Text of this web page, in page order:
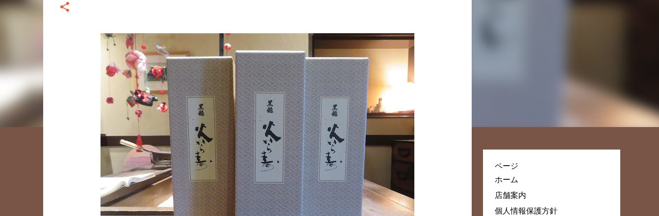
ページ
ホーム
店舗案内
個人情報保護方針